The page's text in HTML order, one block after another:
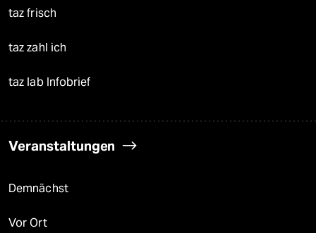
taz frisch
taz zahl ich
taz lab Infobrief
Veranstaltungen
Demnächst
Vor Ort